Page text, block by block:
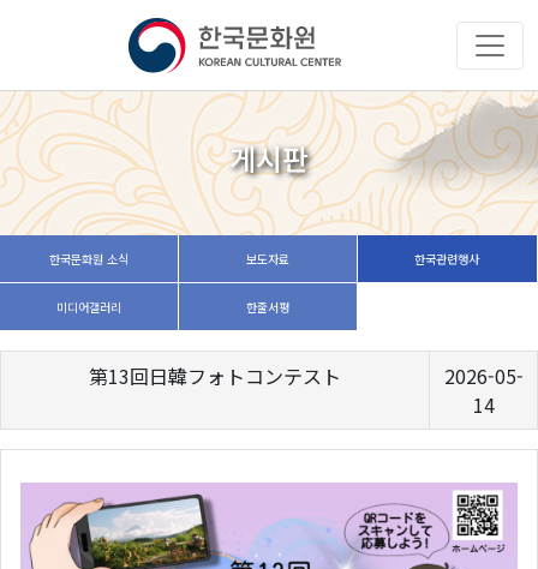
게시판
한국문화원 소식 보도자료 한국관련행사
미디어갤러리 한줄서평
第13回日韓フォトコンテスト
2026-05-
14